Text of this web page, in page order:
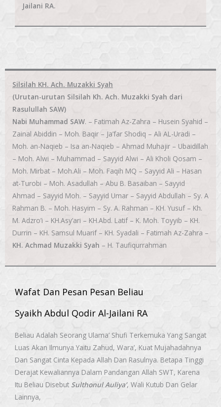
Jailani RA.
Silsilah KH. Ach. Muzakki Syah
(Urutan-urutan Silsilah Kh. Ach. Muzakki Syah dari
Rasulullah SAW)
Nabi Muhammad SAW. – Fatimah Az-Zahra – Husein Syahid –
Zainal Abiddin – Moh. Baqir – Ja’far Shodiq – Ali AL-Uradi –
Moh. an-Naqieb – Isa an-Naqieb – Ahmad Muhajir – Ubaidillah
– Moh. Alwi – Muhammad – Sayyid Alwi – Ali Kholi Qosam –
Moh. Mirbat – Moh.Ali – Moh. Faqih MQ – Sayyid Ali – Hasan
at-Turobi – Moh. Asadullah – Abu B. Basaiban – Sayyid
Ahmad – Sayyid Moh. – Sayyid Umar – Sayyid Abdullah – Sy. A
Rahman B. – Moh. Hasyim – Sy. A. Rahman – KH. Yusuf – Kh.
M. Adzro’i – KH.Asy’ari – KH.Abd. Latif – K. Moh. Toyyib – KH.
Durrin – KH. Samsul Muarif – KH. Syadali – Fatimah Az-Zahra –
KH. Achmad Muzakki Syah – H. Taufiqurrahman
Wafat Dan Pesan Pesan Beliau
Syaikh Abdul Qodir Al-Jailani RA
Beliau Adalah Seorang Ulama’ Shufi Terkemuka Yang Sangat
Luas Akan Ilmunya Yaitu Zahud, Wara’, Kuat Mujahadahnya
Dan Sangat Cinta Kepada Allah Dan Rasulnya. Betapa Tinggi
Derajat Kewaliannya Dalam Pandangan Allah SWT, Karena
Itu Beliau Disebut Sulthonul Auliya’, Wali Kutub Dan Gelar
Lainnya,